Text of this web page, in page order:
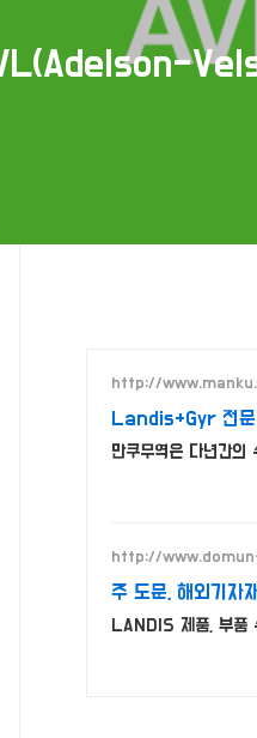
http://
Landis+Gyr 전문
만쿠무역은 다년간의
http://
주 도문, 해외기자재
LANDIS 제품, 부품